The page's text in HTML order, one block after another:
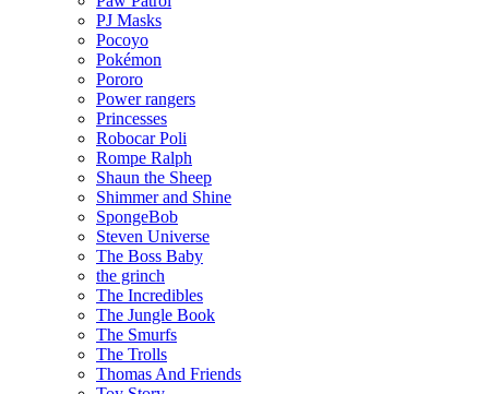
PJ Masks
Pocoyo
Pokémon
Pororo
Power rangers
Princesses
Robocar Poli
Rompe Ralph
Shaun the Sheep
Shimmer and Shine
SpongeBob
Steven Universe
The Boss Baby
the grinch
The Incredibles
The Jungle Book
The Smurfs
The Trolls
Thomas And Friends